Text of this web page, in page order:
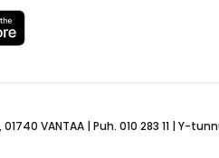
VANTAA | Puh. 010 283 11 | Y-